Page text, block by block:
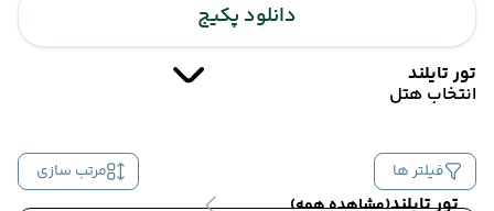
تور تایلند
تور تایلند(مشاهده همه)
دانلود پکیج
انتخاب هتل
فیلتر ها مرتب سازی